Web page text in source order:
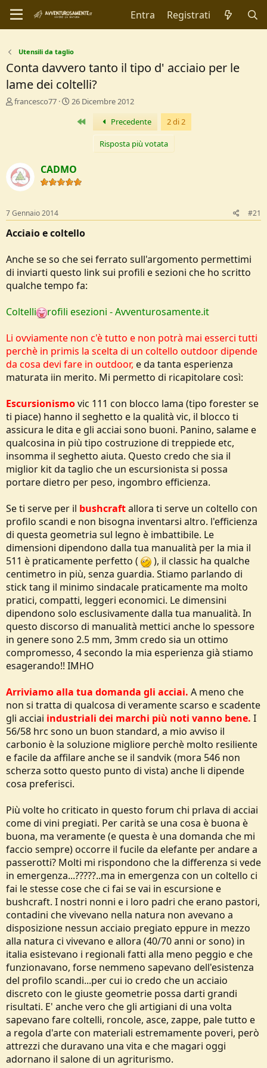
Entra Registrati
Utensili da taglio
Conta davvero tanto il tipo d' acciaio per le
lame dei coltelli?
C
r
e
D
s
c
u
s
i
o
n
francesco77
D
I
n
i
o
26 Dicembre 2012
Primo Precedente 2 di 2
Risposta più votata
CADMO
7 Gennaio 2014 #21
Acciaio e coltello
Anche se so che sei ferrato sull'argomento permettimi
di inviarti questo link sui profili e sezioni che ho scritto
qualche tempo fa:
Coltelli
rofili esezioni - Avventurosamente.it
Li ovviamente non c'è tutto e non potrà mai esserci tutti
perchè in primis la scelta di un coltello outdoor dipende
da cosa devi fare in outdoor, e da tanta esperienza
maturata iin merito. Mi permetto di ricapitolare così:
Escursionismovic 111 con blocco lama (tipo forester se
ti piace) hanno il seghetto e la qualità vic, il blocco ti
assicura le dita e gli acciai sono buoni. Panino, salame e
qualcosina in più tipo costruzione di treppiede etc,
insomma il seghetto aiuta. Questo credo che sia il
miglior kit da taglio che un escursionista si possa
portare dietro per peso, ingombro efficienza.
Se ti serve per il bushcraftallora ti serve un coltello con
profilo scandi e non bisogna inventarsi altro. l'efficienza
di questa geometria sul legno è imbattibile. Le
dimensioni dipendono dalla tua manualità per la mia il
511 è praticamente perfetto (
), il classic ha qualche
centimetro in più, senza guardia. Stiamo parlando di
stick tang il minimo sindacale praticamente ma molto
pratici, compatti, leggeri economici. Le dimensini
dipendono solo esclusivamente dalla tua manualità. In
questo discorso di manualità mettici anche lo spessore
in genere sono 2.5 mm, 3mm credo sia un ottimo
compromesso, 4 secondo la mia esperienza già stiamo
esagerando!! IMHO
Arriviamo alla tua domanda gli acciai. A meno che
non si tratta di qualcosa di veramente scarso e scadente
gli acciai industriali dei marchi più noti vanno bene. I
56/58 hrc sono un buon standard, a mio avviso il
carbonio è la soluzione migliore perchè molto resiliente
e facile da affilare anche se il sandvik (mora 546 non
scherza sotto questo punto di vista) anche li dipende
cosa preferisci.
Più volte ho criticato in questo forum chi prlava di acciai
come di vini pregiati. Per carità se una cosa è buona è
buona, ma veramente (e questa è una domanda che mi
faccio sempre) occorre il fucile da elefante per andare a
passerotti? Molti mi rispondono che la differenza si vede
in emergenza...?????..ma in emergenza con un coltello ci
fai le stesse cose che ci fai se vai in escursione e
bushcraft. I nostri nonni e i loro padri che erano pastori,
contadini che vivevano nella natura non avevano a
disposizione nessun acciaio pregiato eppure in mezzo
alla natura ci vivevano e allora (40/70 anni or sono) in
italia esistevano i regionali fatti alla meno peggio e che
funzionavano, forse nemmeno sapevano dell'esistenza
del profilo scandi...per cui io credo che un acciaio
discreto con le giuste geometrie possa darti grandi
risultati. E' anche vero che gli artigiani di una volta
sapevano fare coltelli, roncole, asce, zappe, pale tutto e
a regola d'arte con materiali estremamente poveri, però
attrezzi che duravano una vita e che magari oggi
adornano il salone di un agriturismo.